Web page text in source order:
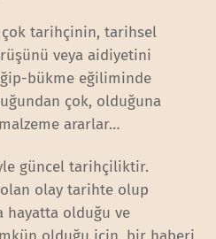
tarihçinin, tarihsel
veya aidiyetini
bükme eğiliminde
çok, olduğuna
ararlar…
güncel tarihçiliktir.
olay tarihte olup
hayatta olduğu ve